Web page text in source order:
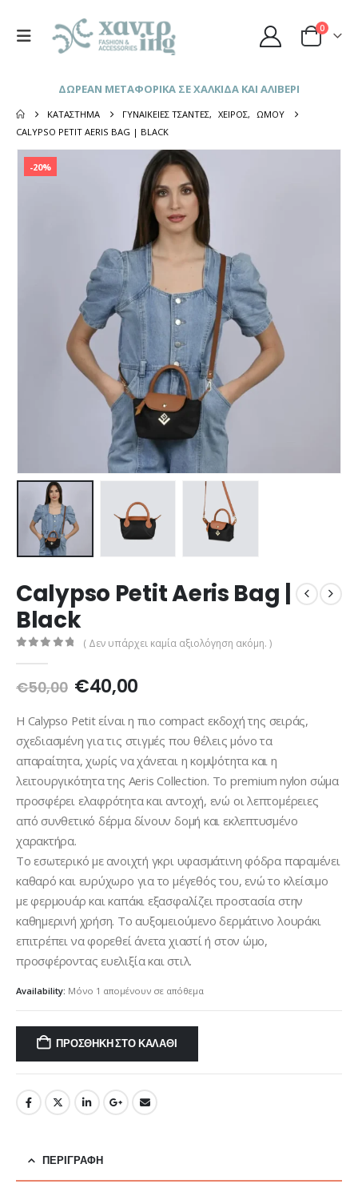
0
ΔΩΡΕΑΝ ΜΕΤΑΦΟΡΙΚΑ ΣΕ ΧΑΛΚΙΔΑ ΚΑΙ ΑΛΙΒΕΡΙ
ΚΑΤΆΣΤΗΜΑ ΓΥΝΑΙΚΕΊΕΣ ΤΣΆΝΤΕΣ, ΧΕΙΡΌΣ,
ΏΜΟΥ
CALYPSO PETIT AERIS BAG | BLACK
-20%
Calypso Petit Aeris Bag |
Black
( Δεν υπάρχει καμία αξιολόγηση ακόμη. )
€50,00 Original
was:
€50,00.
€40,00Η
τιμή
είναι:
€40,00.
Η Calypso Petit είναι η πιο compact εκδοχή της σειράς,
σχεδιασμένη για τις στιγμές που θέλεις μόνο τα
απαραίτητα, χωρίς να χάνεται η κομψότητα και η
λειτουργικότητα της Aeris Collection. Το premium nylon σώμα
προσφέρει ελαφρότητα και αντοχή, ενώ οι λεπτομέρειες
από συνθετικό δέρμα δίνουν δομή και εκλεπτυσμένο
χαρακτήρα.
Το εσωτερικό με ανοιχτή γκρι υφασμάτινη φόδρα παραμένει
καθαρό και ευρύχωρο για το μέγεθός του, ενώ το κλείσιμο
με φερμουάρ και καπάκι εξασφαλίζει προστασία στην
καθημερινή χρήση. Το αυξομειούμενο δερμάτινο λουράκι
επιτρέπει να φορεθεί άνετα χιαστί ή στον ώμο,
προσφέροντας ευελιξία και στιλ.
Availability: Μόνο 1 απομένουν σε απόθεμα
ΠΡΟΣΘΉΚΗ ΣΤΟ ΚΑΛΆΘΙ
ΠΕΡΙΓΡΑΦΉ